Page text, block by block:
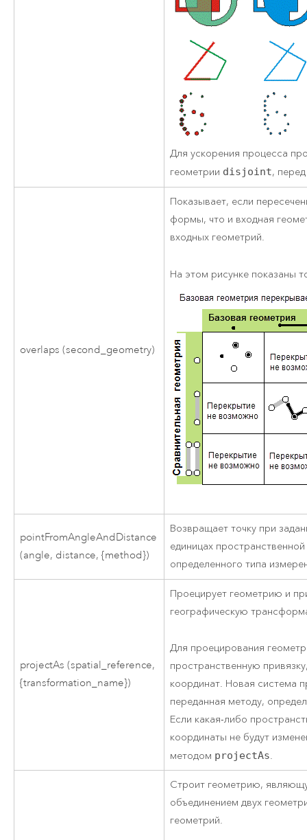
Для ускорения процесса
геометрии disjoint,
overlaps (second_geometry)
Показывает, если
формы, что и входная
входных геометрий.
На этом рисунке показаны
pointFromAngleAndDistance
(angle, distance, {method})
Возвращает точку при
единицах
определенного типа
projectAs (spatial_reference,
{transformation_name})
Проецирует геометрию и
географическую
Для проецирования
пространственную
координат. Новая система
переданная методу,
Если какая-либо
координаты не будут
методом projectAs.
Строит геометрию,
объединением двух
геометрий.